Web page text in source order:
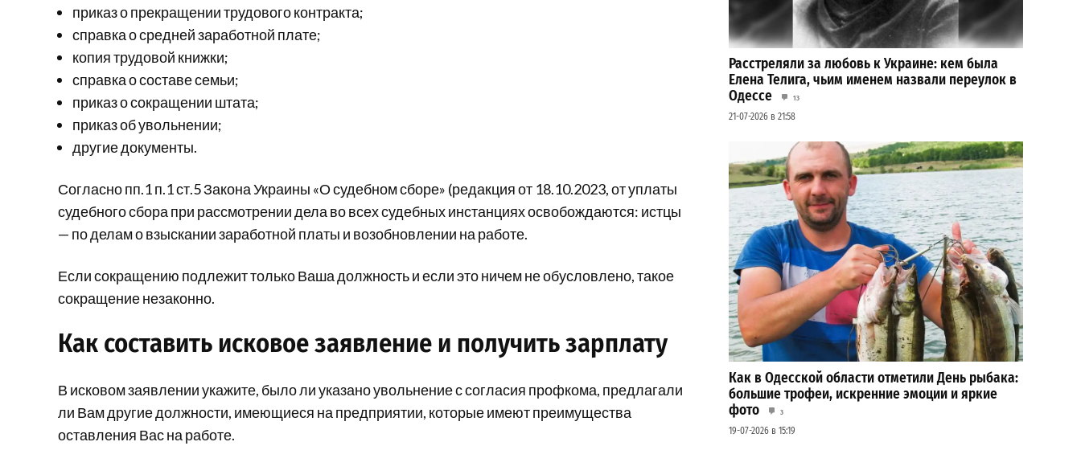
приказ о прекращении трудового контракта;
справка о средней заработной плате;
копия трудовой книжки;
справка о составе семьи;
приказ о сокращении штата;
приказ об увольнении;
другие документы.
Согласно пп.1 п.1 ст.5 Закона Украины «О судебном сборе» (редакция от 18.10.2023, от уплаты
судебного сбора при рассмотрении дела во всех судебных инстанциях освобождаются: истцы
— по делам о взыскании заработной платы и возобновлении на работе.
Если сокращению подлежит только Ваша должность и если это ничем не обусловлено, такое
сокращение незаконно.
Как составить исковое заявление и получить зарплату
В исковом заявлении укажите, было ли указано увольнение с согласия профкома, предлагали
ли Вам другие должности, имеющиеся на предприятии, которые имеют преимущества
оставления Вас на работе.
Расстреляли за любовь к Украине: кем была
Елена Телига, чьим именем назвали переулок в
Одессе
13
21-07-2026 в 21:58
Как в Одесской области отметили День рыбака:
большие трофеи, искренние эмоции и яркие
фото
3
19-07-2026 в 15:19